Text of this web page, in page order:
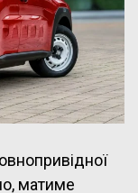
матиме